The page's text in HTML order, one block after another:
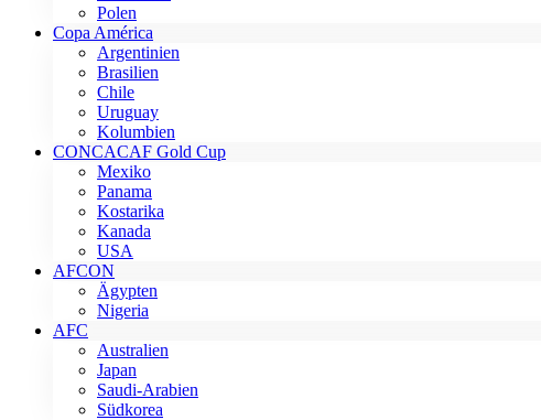
Polen
Copa América
Argentinien
Brasilien
Chile
Uruguay
Kolumbien
CONCACAF Gold Cup
Mexiko
Panama
Kostarika
Kanada
USA
AFCON
Ägypten
Nigeria
AFC
Australien
Japan
Saudi-Arabien
Südkorea